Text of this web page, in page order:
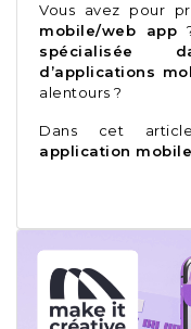
Vous avez pour
mobile/web app
spécialisée
d’applications
alentours ?
Dans cet
application mobile